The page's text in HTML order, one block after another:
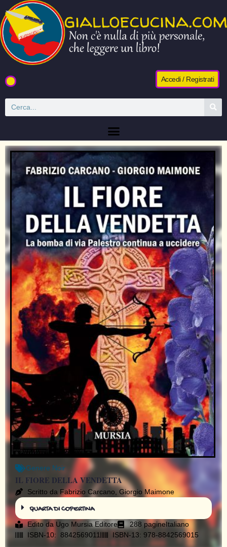
Accedi / Registrati
Genere Noir
IL FIORE DELLA VENDETTA
Scritto da Fabrizio Carcano, Giorgio Maimone
QUARTA DI COPERTINA
Edito da Ugo Mursia Editore 288 pagineItaliano
ISBN-10: ‎ 8842569011
ISBN-13: 978-8842569015